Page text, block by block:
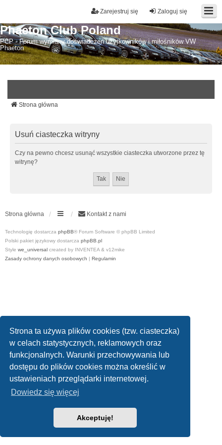
Strona ta używa plików cookies (tzw. ciasteczka)
w celach statystycznych, reklamowych oraz
funkcjonalnych. Warunki przechowywania lub
dostępu do plików cookies można określić w
ustawieniach przeglądarki internetowej.
Dowiedz się więcej
Akceptuję!
Zaloguj się
Zarejestruj się
Phaeton Club Poland
PCP - Forum wymiany doświadczeń użytkowników i miłośników VW
Phaeton
Strona główna
Usuń ciasteczka witryny
Czy na pewno chcesz usunąć wszystkie ciasteczka utworzone przez tę
witrynę?
Strona główna Kontakt z nami
Technologię dostarcza phpBB® Forum Software © phpBB Limited
Polski pakiet językowy dostarcza phpBB.pl
Style we_universal created by INVENTEA & v12mike
Zasady ochrony danych osobowych | Regulamin